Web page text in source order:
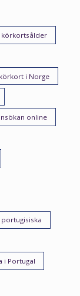
körkortsålder
i Norge
online
i Portugal